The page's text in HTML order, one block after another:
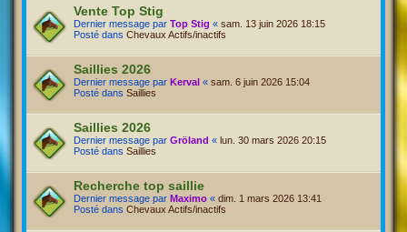
Vente Top Stig
Dernier message par Top Stig « sam. 13 juin 2026 18:15
Posté dans Chevaux Actifs/inactifs
Saillies 2026
Dernier message par Kerval « sam. 6 juin 2026 15:04
Posté dans Saillies
Saillies 2026
Dernier message par Gröland « lun. 30 mars 2026 20:15
Posté dans Saillies
Recherche top saillie
Dernier message par Maximo « dim. 1 mars 2026 13:41
Posté dans Chevaux Actifs/inactifs